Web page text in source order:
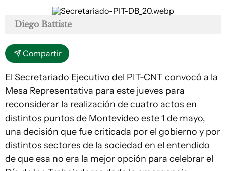
Diego Battiste
Compartir
El Secretariado Ejecutivo del PIT-CNT convocó a la
Mesa Representativa para este jueves para
reconsiderar la realización de cuatro actos en
distintos puntos de Montevideo este 1 de mayo,
una decisión que fue criticada por el gobierno y por
distintos sectores de la sociedad en el entendido
de que esa no era la mejor opción para celebrar el